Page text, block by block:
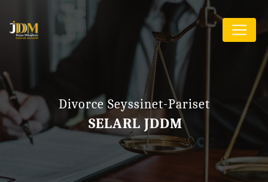
Divorce Seyssinet-Pariset
SELARL JDDM